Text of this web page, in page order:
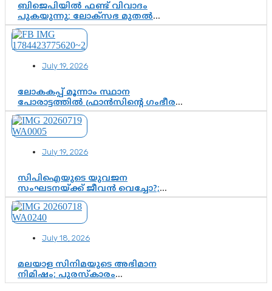
ബിജെപിയിൽ ഫണ്ട് വിവാദം
പുകയുന്നു; ലോക്സഭ മുതൽ
നിയമസഭ വരെ 140 മണ്ഡലങ്ങളിലെ
ഫണ്ട് വിനിയോഗം
പരിശോധിക്കുമോ? കേന്ദ്രത്തിനും
ഘടകത്തോട് അതൃപ്തി
July 19, 2026
ലോകകപ്പ് മൂന്നാം സ്ഥാന
പോരാട്ടത്തിൽ ഫ്രാൻസിന്റെ ഗംഭീര
തിരിച്ചുവരവ്; ഗോൾവേട്ടയിൽ
മെസ്സിയെ മറികടന്ന് എംബാപ്പെ
July 19, 2026
സിപിഐയുടെ യുവജന
സംഘടനയ്ക്ക് ജീവൻ വെച്ചോ?;
ജിസ്മോന്റെ വിമർശനം രാഷ്ട്രീയ
ഇരട്ടത്താപ്പെന്ന് ചർച്ച
July 18, 2026
മലയാള സിനിമയുടെ അഭിമാന
നിമിഷം; പുരസ്‌കാരം
ആഘോഷമാകട്ടെ, മികവ് ശീലമാകട്ടെ